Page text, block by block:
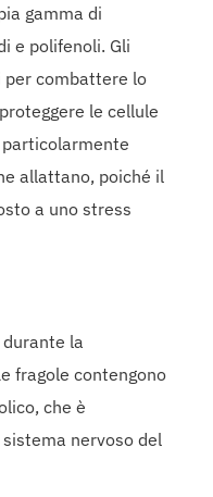
gamma di
e polifenoli. Gli
combattere lo
le cellule
allattano, poiché il
a uno stress
la
fragole contengono
che è
nervoso del